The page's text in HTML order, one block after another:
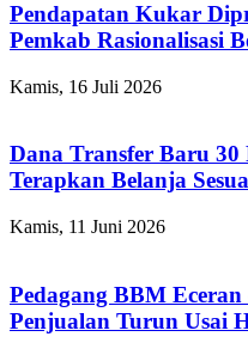
Pendapatan Kukar
Pemkab Rasionalisasi
Kamis, 16 Juli 2026
Dana Transfer Baru 30
Terapkan Belanja
Kamis, 11 Juni 2026
Pedagang BBM
Penjualan Turun Usai